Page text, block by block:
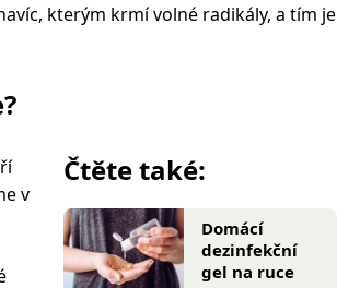
kterým krmí volné radikály, a tím je
Čtěte také:
Domácí
dezinfekční
gel na ruce
v